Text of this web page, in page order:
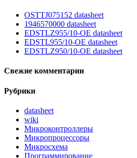
OSTTJ075152 datasheet
1946570000 datasheet
EDSTLZ955/10-OE datasheet
EDSTL955/10-OE datasheet
EDSTLZ950/10-OE datasheet
Свежие комментарии
Рубрики
datasheet
wiki
Микроконтроллеры
Микропроцессоры
Микросхема
Программирование